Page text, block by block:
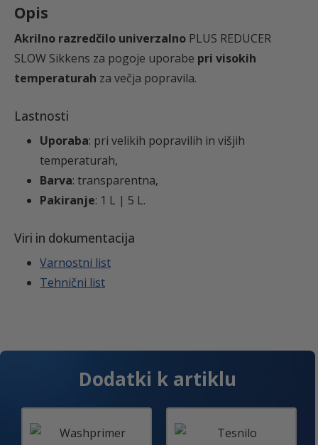
n
s
k
o
i
Opis
Akrilno razredčilo univerzalno PLUS REDUCER
SLOW Sikkens za pogoje uporabe pri visokih
temperaturah za večja popravila.
Lastnosti
Uporaba: pri velikih popravilih in višjih
temperaturah,
Barva: transparentna,
Pakiranje: 1 L | 5 L.
Viri in dokumentacija
Varnostni list
Tehnični list
Dodatki k artiklu